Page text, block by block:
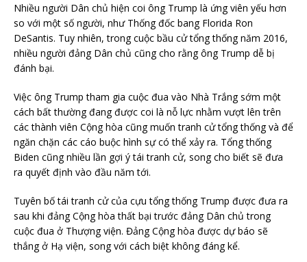
Nhiều người Dân chủ hiện coi ông Trump là ứng viên yếu hơn
so với một số người, như Thống đốc bang Florida Ron
DeSantis. Tuy nhiên, trong cuộc bầu cử tổng thống năm 2016,
nhiều người đảng Dân chủ cũng cho rằng ông Trump dễ bị
đánh bại.
Việc ông Trump tham gia cuộc đua vào Nhà Trắng sớm một
cách bất thường đang được coi là nỗ lực nhằm vượt lên trên
các thành viên Cộng hòa cũng muốn tranh cử tổng thống và để
ngăn chặn các cáo buộc hình sự có thể xảy ra. Tổng thống
Biden cũng nhiều lần gợi ý tái tranh cử, song cho biết sẽ đưa
ra quyết định vào đầu năm tới.
Tuyên bố tái tranh cử của cựu tổng thống Trump được đưa ra
sau khi đảng Cộng hòa thất bại trước đảng Dân chủ trong
cuộc đua ở Thượng viện. Đảng Cộng hòa được dự báo sẽ
thắng ở Hạ viện, song với cách biệt không đáng kể.